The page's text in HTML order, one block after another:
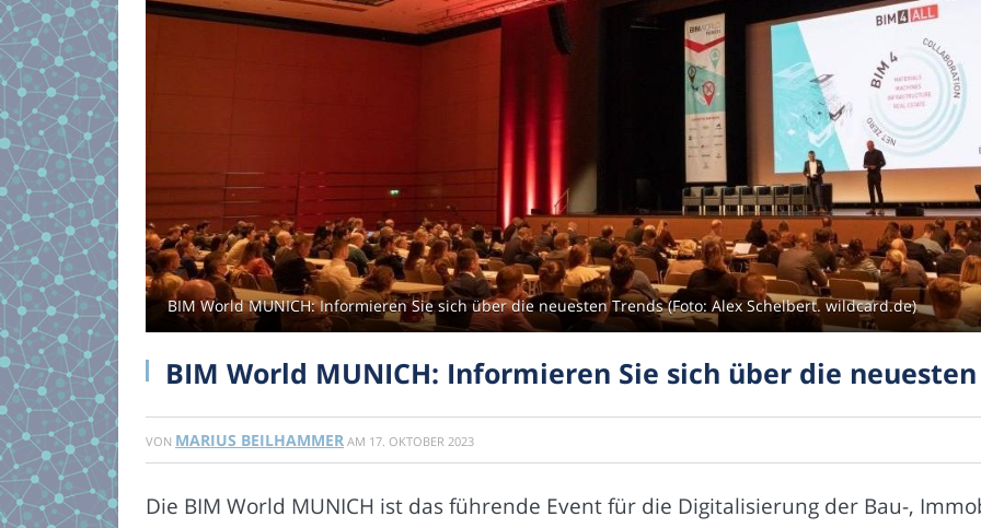
BIM World MUNICH: Informieren Sie sich über die neuesten Trends (Foto: Alex Schelbert. wildcard.de)
BIM World MUNICH: Informieren Sie sich über die
VON MARIUS BEILHAMMER AM 17. OKTOBER 2023
Die BIM World MUNICH ist das führende Event für die Digitalisierung der Bau-,